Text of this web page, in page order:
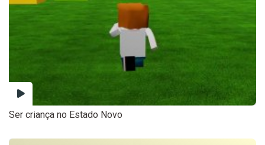
Ser criança no Estado Novo